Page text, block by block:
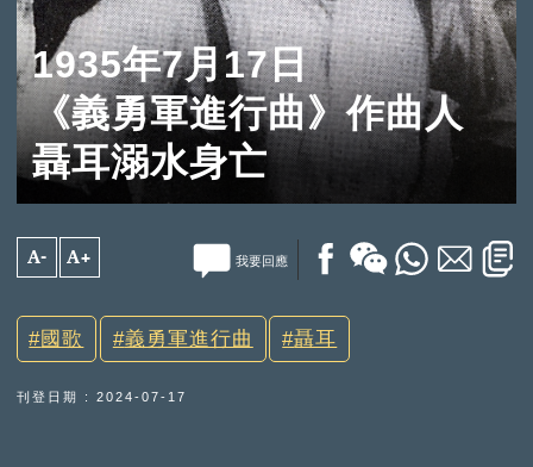
1935年7月17日
《義勇軍進行曲》作曲人
聶耳溺水身亡
A- A+ 我要回應
國歌 義勇軍進行曲 聶耳
刊登日期 : 2024-07-17